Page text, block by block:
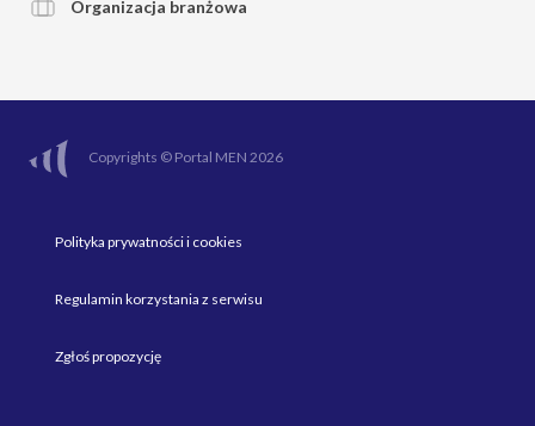
Organizacja branżowa
Copyrights © Portal MEN 2026
Polityka prywatności i cookies
Regulamin korzystania z serwisu
Zgłoś propozycję